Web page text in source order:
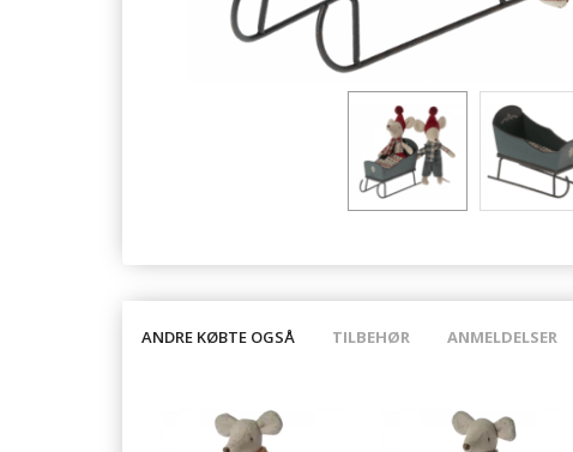
ANDRE KØBTE OGSÅ TILBEHØR ANMELDELSER